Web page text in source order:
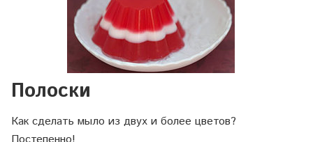
Полоски
Как сделать мыло из двух и более цветов?